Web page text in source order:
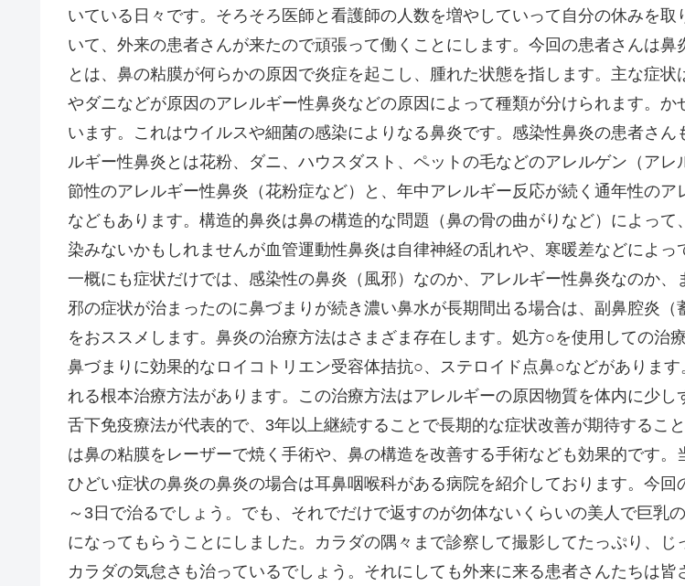
いている日々です。そろそろ医師と看護師の人数を増やしていって自分の休みを
いて、外来の患者さんが来たので頑張って働くことにします。今回の患者さんは
とは、鼻の粘膜が何らかの原因で炎症を起こし、腫れた状態を指します。主な症
やダニなどが原因のアレルギー性鼻炎などの原因によって種類が分けられます。
います。これはウイルスや細菌の感染によりなる鼻炎です。感染性鼻炎の患者さ
ルギー性鼻炎とは花粉、ダニ、ハウスダスト、ペットの毛などのアレルゲン（ア
節性のアレルギー性鼻炎（花粉症など）と、年中アレルギー反応が続く通年性の
などもあります。構造的鼻炎は鼻の構造的な問題（鼻の骨の曲がりなど）によっ
染みないかもしれませんが血管運動性鼻炎は自律神経の乱れや、寒暖差などによ
一概にも症状だけでは、感染性の鼻炎（風邪）なのか、アレルギー性鼻炎なのか
邪の症状が治まったのに鼻づまりが続き濃い鼻水が長期間出る場合は、副鼻腔炎
をおススメします。鼻炎の治療方法はさまざま存在します。処方○を使用しての治
鼻づまりに効果的なロイコトリエン受容体拮抗○、ステロイド点鼻○などがありま
れる根本治療方法があります。この治療方法はアレルギーの原因物質を体内に少
舌下免疫療法が代表的で、3年以上継続することで長期的な症状改善が期待するこ
は鼻の粘膜をレーザーで焼く手術や、鼻の構造を改善する手術なども効果的です
ひどい症状の鼻炎の鼻炎の場合は耳鼻咽喉科がある病院を紹介しております。今
～3日で治るでしょう。でも、それでだけで返すのが勿体ないくらいの美人で巨乳
になってもらうことにしました。カラダの隅々まで診察して撮影してたっぷり、
カラダの気怠さも治っているでしょう。それにしても外来に来る患者さんたちは